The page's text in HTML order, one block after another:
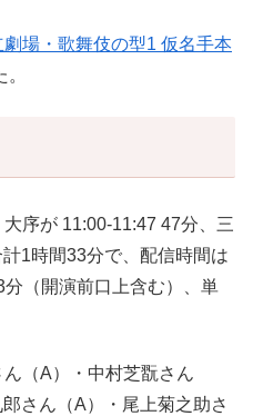
劇場・歌舞伎の型1 仮名手本
序が 11:00-11:47 47分、三
1時間33分で、配信時間は
（開演前口上含む）、単
（A）・中村芝翫さん
さん（A）・尾上菊之助さ